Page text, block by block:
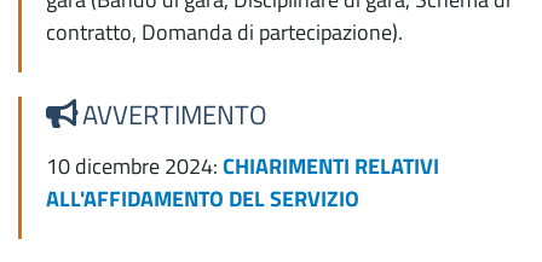
contratto, Domanda di partecipazione).
AVVERTIMENTO
10 dicembre 2024:CHIARIMENTI RELATIVI
ALL'AFFIDAMENTO DEL SERVIZIO